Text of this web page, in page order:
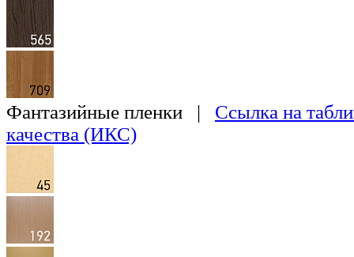
Фантазийные пленки | Ссылка на
качества (ИКС)